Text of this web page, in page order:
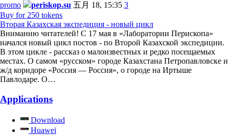
promo periskop.su 五月 18, 15:35 3
Buy for 250 tokens
Вторая Казахская экспедиция - новый цикл
Вниманию читателей! С 17 мая в «Лаборатории Перископа»
начался новый цикл постов - по Второй Казахской экспедиции.
В этом цикле - рассказ о малоизвестных и редко посещаемых
местах. О самом «русском» городе Казахстана Петропавловске и
ж/д коридоре «Россия — Россия», о городе на Иртыше
Павлодаре. О…
Applications
Download
Huawei